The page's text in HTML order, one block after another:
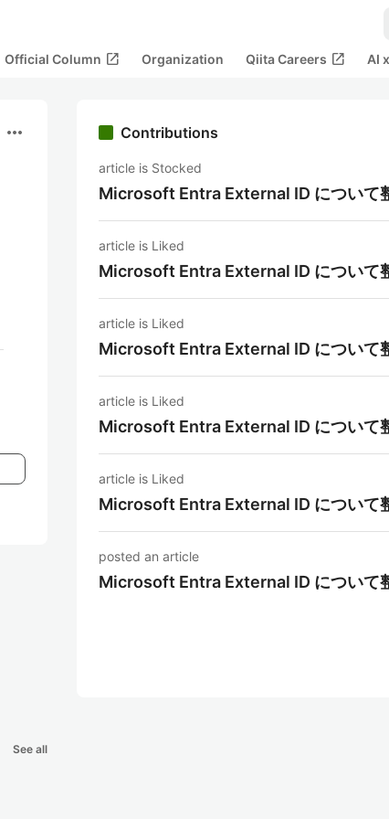
Official Column open_in_new Organization Qiita Careers open_in_new AI
more_horiz
See all
Contributions
article is Stocked
Microsoft Entra External ID について
article is Liked
Microsoft Entra External ID について
article is Liked
Microsoft Entra External ID について
article is Liked
Microsoft Entra External ID について
article is Liked
Microsoft Entra External ID について
posted an article
Microsoft Entra External ID について